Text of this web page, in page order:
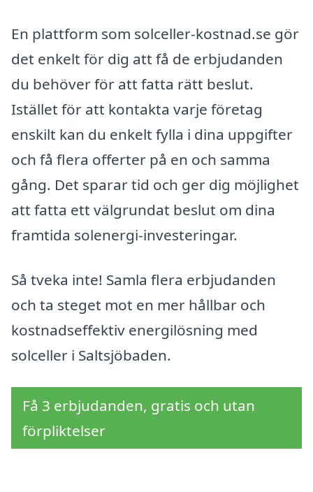
En plattform som solceller-kostnad.se gör
det enkelt för dig att få de erbjudanden
du behöver för att fatta rätt beslut.
Istället för att kontakta varje företag
enskilt kan du enkelt fylla i dina uppgifter
och få flera offerter på en och samma
gång. Det sparar tid och ger dig möjlighet
att fatta ett välgrundat beslut om dina
framtida solenergi-investeringar.
Så tveka inte! Samla flera erbjudanden
och ta steget mot en mer hållbar och
kostnadseffektiv energilösning med
solceller i Saltsjöbaden.
Få 3 erbjudanden, gratis och utan
förpliktelser